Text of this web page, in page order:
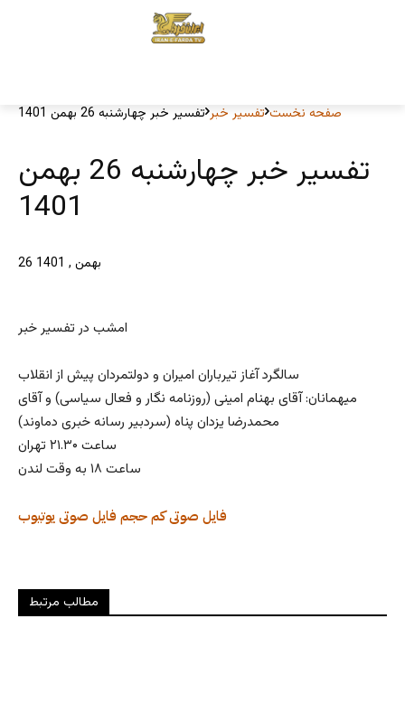
صفحه نخست تفسیر خبر تفسیر خبر چهارشنبه 26 بهمن 1401
تفسیر خبر چهارشنبه 26 بهمن
1401
26 بهمن , 1401
امشب در تفسیر خبر
سالگرد آغاز تیرباران امیران و دولتمردان پیش از انقلاب
میهمانان: آقای بهنام امینی (روزنامه نگار و فعال سیاسی) و آقای
محمدرضا یزدان پناه (سردبیر رسانه خبری دماوند)
ساعت ۲۱.۳۰ تهران
ساعت ۱۸ به وقت لندن
یوتیوب فایل صوتی فایل صوتی کم حجم
مطالب مرتبط